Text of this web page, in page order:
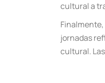
cultural a
Finalmente,
jornadas
cultural.